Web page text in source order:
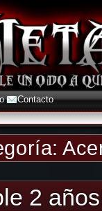
Contacto
2